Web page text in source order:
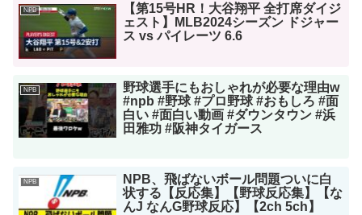
NPB
【第15号HR！大谷翔平 全打席ダイジ
ェスト】MLB2024シーズン ドジャー
ス vs パイレーツ 6.6
NPB
野球選手にもおしゃれが必要な理由w
#npb #野球 #プロ野球 #おもしろ #面
白い #面白い動画 #ダウンタウン #浜
田雅功 #阪神タイガース
NPB
NPB、飛ばないボール問題ついに白
状する【反応集】【野球反応集】【な
んJ なんG野球反応】【2ch 5ch】